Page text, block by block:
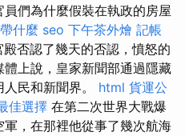
們為什麼假裝在執政的房屋
什麼 seo 下午茶外燴 記帳
殿否認了幾天的否認，憤怒的
上說，皇家新聞部通過隱藏
民和新聞界。 html 貨運公
佳選擇 在第二次世界大戰爆
，在那裡他從事了幾次航海